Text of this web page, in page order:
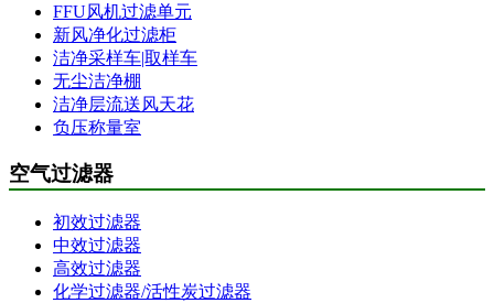
FFU风机过滤单元
新风净化过滤柜
洁净采样车|取样车
无尘洁净棚
洁净层流送风天花
负压称量室
空气过滤器
初效过滤器
中效过滤器
高效过滤器
化学过滤器/活性炭过滤器